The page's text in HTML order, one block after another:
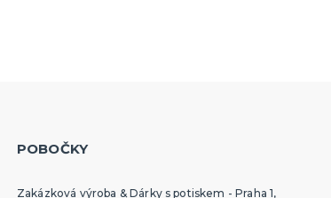
POBOČKY
Zakázková výroba & Dárky s potiskem - Praha 1,